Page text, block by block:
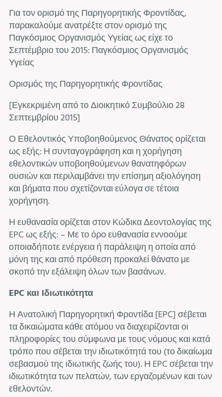
Για τον ορισμό της Παρηγορητικής Φροντίδας,
παρακαλούμε ανατρέξτε στον ορισμό της
Παγκόσμιος Οργανισμός Υγείας ως είχε το
Σεπτέμβριο του 2015: Παγκόσμιος Οργανισμός
Υγείας
Ορισμός της Παρηγορητικής Φροντίδας
[Εγκεκριμένη από το Διοικητικό Συμβούλιο 28
Σεπτεμβρίου 2015]
Ο Εθελοντικός Υποβοηθούμενος Θάνατος ορίζεται
ως εξής: Η συνταγογράφηση και η χορήγηση
εθελοντικών υποβοηθούμενων θανατηφόρων
ουσιών και περιλαμβάνει την επίσημη αξιολόγηση
και βήματα που σχετίζονται εύλογα σε τέτοια
χορήγηση.
Η ευθανασία ορίζεται στον Κώδικα Δεοντολογίας της
EPC ως εξής: – Με το όρο ευθανασία εννοούμε
οποιαδήποτε ενέργεια ή παράλειψη η οποία από
μόνη της και από πρόθεση προκαλεί θάνατο με
σκοπό την εξάλειψη όλων των βασάνων.
EPC και Ιδιωτικότητα
Η Ανατολική Παρηγορητική Φροντίδα [EPC] σέβεται
τα δικαιώματα κάθε ατόμου να διαχειρίζονται οι
πληροφορίες του σύμφωνα με τους νόμους και κατά
τρόπο που σέβεται την ιδιωτικότητά του (το δικαίωμα
σεβασμού της ιδιωτικής ζωής του). Η EPC σέβεται την
ιδιωτικότητα των πελατών, των εργαζομένων και των
εθελοντών.